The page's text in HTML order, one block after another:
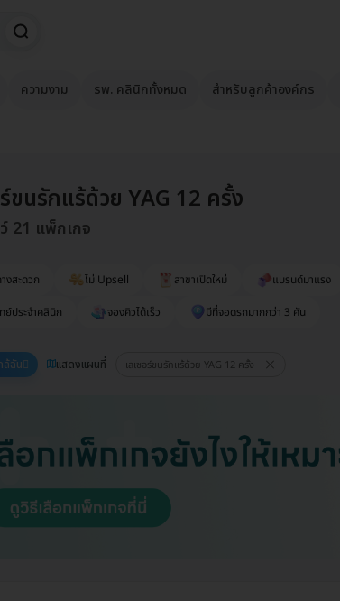
ความงาม รพ. คลินิกทั้งหมด สำหรับลูกค้าองค์กร
ร์ขนรักแร้ด้วย YAG 12 ครั้ง
21 แพ็กเกจ
งสะดวก ไม่ Upsell สาขาเปิดใหม่ แบรนด์มาแรง
ย์ประจำคลินิก
จองคิวได้เร็ว มีที่จอดรถมากกว่า 3 คัน
ล้ฉัน แสดงแผนที่ เลเซอร์ขนรักแร้ด้วย YAG 12 ครั้ง